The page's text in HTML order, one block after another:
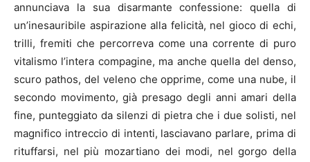
annunciava la sua disarmante confessione: quella di
un’inesauribile aspirazione alla felicità, nel gioco di echi,
trilli, fremiti che percorreva come una corrente di puro
vitalismo l’intera compagine, ma anche quella del denso,
scuro pathos, del veleno che opprime, come una nube, il
secondo movimento, già presago degli anni amari della
fine, punteggiato da silenzi di pietra che i due solisti, nel
magnifico intreccio di intenti, lasciavano parlare, prima di
rituffarsi, nel più mozartiano dei modi, nel gorgo della